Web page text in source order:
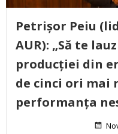
Petrișor Peiu
AUR): „Să te
producției din
de cinci ori mai
performanța